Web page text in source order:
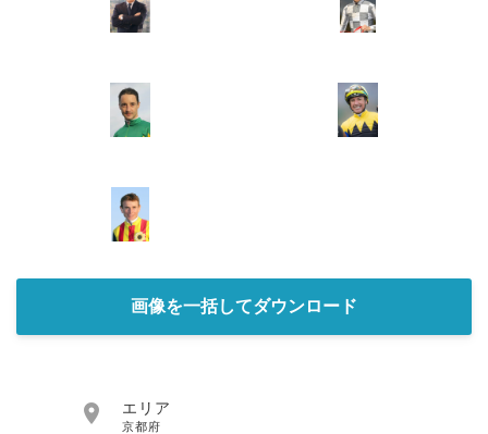
画像を一括してダウンロード
 エリア
京都府